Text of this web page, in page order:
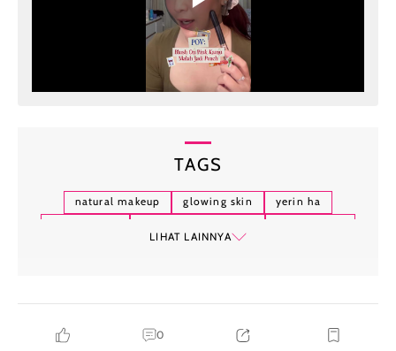
TAGS
natural makeup glowing skin
yerin ha
LIHAT LAINNYA
0